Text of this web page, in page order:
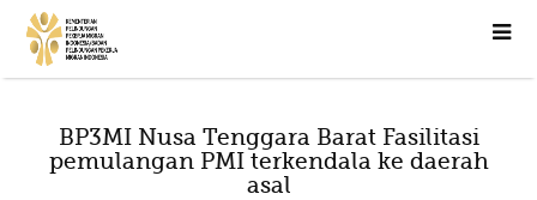
BP3MI Nusa Tenggara Barat Fasilitasi
pemulangan PMI terkendala ke daerah
asal